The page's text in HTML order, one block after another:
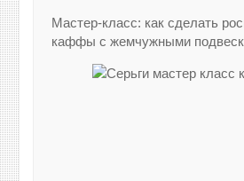
Мастер-класс: как сделать
каффы с жемчужными